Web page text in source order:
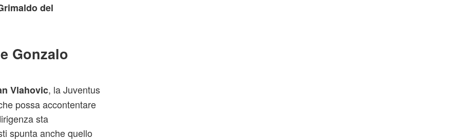
del
Gonzalo
Vlahovic, la Juventus
possa accontentare
sta
spunta anche quello